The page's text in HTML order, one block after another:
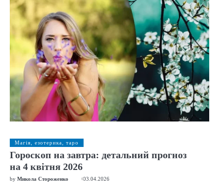
Магія, езотерика, таро
Гороскоп на завтра: детальний прогноз
на 4 квітня 2026
by Микола Стороженко 03.04.2026